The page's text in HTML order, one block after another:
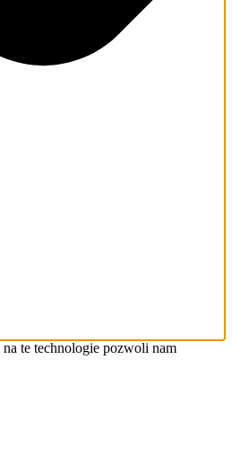
te technologie pozwoli nam